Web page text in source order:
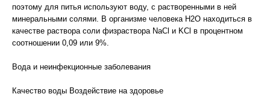
поэтому для питья используют воду, с растворенными в ней
минеральными солями. В организме человека H2О находиться в
качестве раствора соли физраствора NaCl и KCl в процентном
соотношении 0,09 или 9%.
Вода и неинфекционные заболевания
Качество воды Воздействие на здоровье